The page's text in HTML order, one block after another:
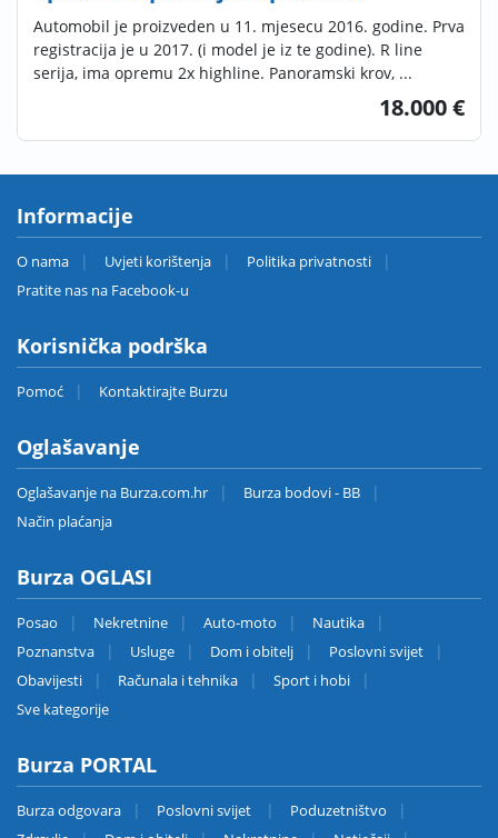
Automobil je proizveden u 11. mjesecu 2016. godine. Prva
registracija je u 2017. (i model je iz te godine). R line
serija, ima opremu 2x highline. Panoramski krov, ...
18.000 €
Informacije
O nama Uvjeti korištenja
Politika privatnosti
Pratite nas na Facebook-u
Korisnička podrška
Pomoć Kontaktirajte Burzu
Oglašavanje
Oglašavanje na Burza.com.hr
Burza bodovi - BB
Način plaćanja
Burza OGLASI
Posao Nekretnine Auto-moto
Nautika
Poznanstva
Usluge Dom i obitelj
Poslovni svijet
Obavijesti
Računala i tehnika
Sport i hobi
Sve kategorije
Burza PORTAL
Burza odgovara Poslovni svijet
Poduzetništvo